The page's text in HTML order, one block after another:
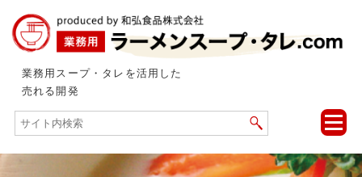
業務用スープ・タレを活用した
売れる開発
toggle